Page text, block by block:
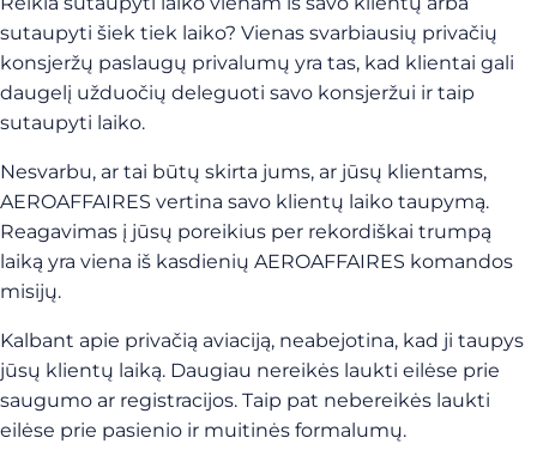
sutaupyti šiek tiek laiko? Vienas svarbiausių privačių
konsjeržų paslaugų privalumų yra tas, kad klientai gali
daugelį užduočių deleguoti savo konsjeržui ir taip
sutaupyti laiko.
Nesvarbu, ar tai būtų skirta jums, ar jūsų klientams,
AEROAFFAIRES vertina savo klientų laiko taupymą.
Reagavimas į jūsų poreikius per rekordiškai trumpą
laiką yra viena iš kasdienių AEROAFFAIRES komandos
misijų.
Kalbant apie privačią aviaciją, neabejotina, kad ji taupys
jūsų klientų laiką. Daugiau nereikės laukti eilėse prie
saugumo ar registracijos. Taip pat nebereikės laukti
eilėse prie pasienio ir muitinės formalumų.